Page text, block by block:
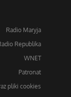
Radio Maryja
Republika
WNET
Patronat
pliki cookies